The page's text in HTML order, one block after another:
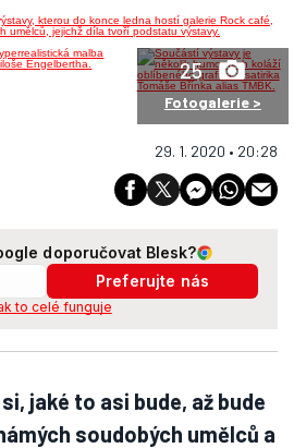
25
Fotogalerie >
29. 1. 2020 • 20:28
doporučovat Blesk?
Preferujte nás
to celé funguje
jaké to asi bude, až bude
soudobých umělců a